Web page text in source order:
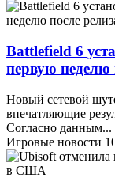
Battlefield 6
первую неделю
Новый сетевой
впечатляющие
Согласно данным...
Игровые новости